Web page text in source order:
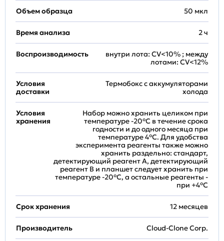
Объем образца 50 мкл
Время анализа 2 ч
Воспроизводимость
внутри лота: CV<10% ; между
лотами: CV<12%
Условия
доставки
Термобокс с аккумуляторами
холода
Условия
хранения
Набор можно хранить целиком при
температуре -20°C в течение срока
годности и до одного месяца при
температуре 4°C. Для удобства
эксперимента реагенты также можно
хранить раздельно: стандарт,
детектирующий реагент A, детектирующий
реагент B и планшет следует хранить при
температуре -20°C, а остальные реагенты -
при +4°С
Срок хранения 12 месяцев
Производитель Cloud-Clone Corp.